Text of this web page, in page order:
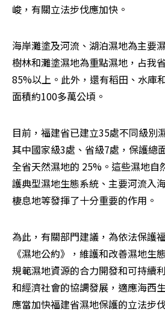
峻，有關立法步伐應加快。
海岸灘塗及河流、湖泊濕地為主要
樹林和灘塗濕地為重點濕地，占我
85%以上。此外，還有稻田、水庫
面積約100多萬公頃。
目前，福建省已建立35處不同級別
其中國家級3處、省級7處，保護總
全省天然濕地的 25%。這些濕地自
護典型濕地生態系統、主要河流入
棲息地等發揮了十分重要的作用。
為此，有關部門建議，為依法保護
《濕地公約》，維護和改善濕地生
規範濕地資源的合力開發和可持續
和經濟社會的協調發展，適應海西
應當加快福建省濕地保護的立法步